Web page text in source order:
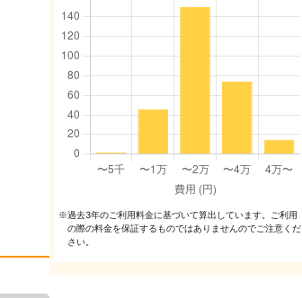
※過去3年のご利⽤料⾦に基づいて算出しています。ご利⽤
の際の料⾦を保証するものではありませんのでご注意くだ
さい。